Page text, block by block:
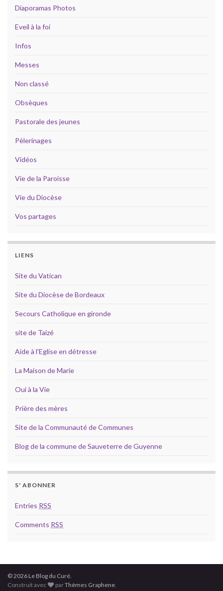
Diaporamas Photos
Eveil à la foi
Infos
Messes
Non classé
Obsèques
Pastorale des jeunes
Pèlerinages
Vidéos
Vie de la Paroisse
Vie du Diocèse
Vos partages
LIENS
Site du Vatican
Site du Diocèse de Bordeaux
Secours Catholique en gironde
site de Taizé
Aide à l'Eglise en détresse
La Maison de Marie
Oui à la Vie
Prière des mères
Site de la Communauté de Communes
Blog de la commune de Sauveterre de Guyenne
S' ABONNER
Entries RSS
Comments RSS
© 2026 Le Blog du Curé.
Construit avec
parThèmes Graphene.